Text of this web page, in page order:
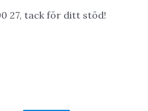
27, tack för ditt stöd!